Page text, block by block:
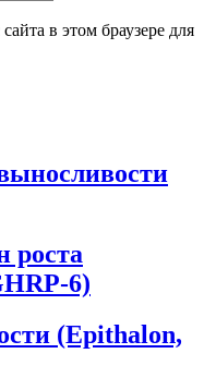
в этом браузере для
роста
6)
(Epithalon,